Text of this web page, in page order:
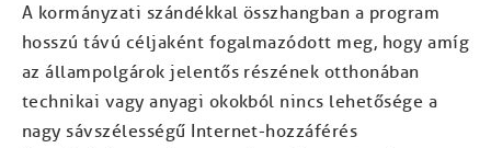
A kormányzati szándékkal összhangban a program
hosszú távú céljaként fogalmazódott meg, hogy amíg
az állampolgárok jelentős részének otthonában
technikai vagy anyagi okokból nincs lehetősége a
nagy sávszélességű Internet-hozzáférés